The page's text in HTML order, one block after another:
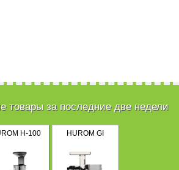
товары за последние две недели
H-100 HUROM GI